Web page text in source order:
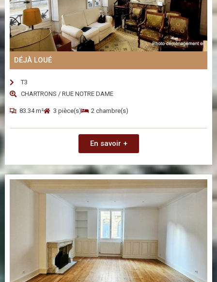
DÉJÀ LOUÉ
T3
CHARTRONS / RUE NOTRE DAME
83.34 m² 3 pièce(s) 2 chambre(s)
En savoir +